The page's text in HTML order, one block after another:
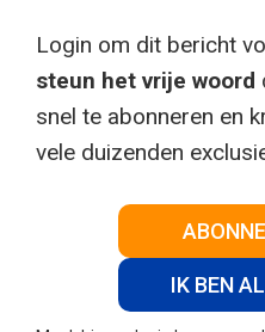
Login om dit bericht
steun het vrije woord
snel te abonneren en
vele duizenden
IK BEN